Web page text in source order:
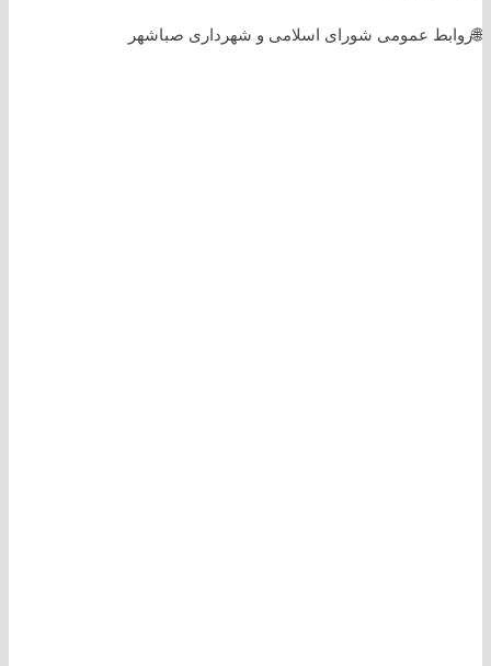
🌐روابط عمومی شورای اسلامی و شهرداری صباشهر